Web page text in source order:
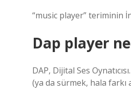
“music player” teriminin
Dap player
DAP, Dijital Ses
(ya da sürmek, hala farkı